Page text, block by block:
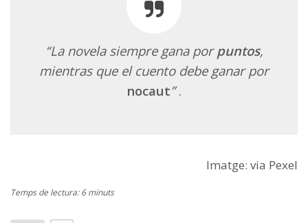
“La novela siempre gana porpuntos,
mientras que el cuento debe ganar por
nocaut” .
Imatge: via Pexel
Temps de lectura: 6 minuts